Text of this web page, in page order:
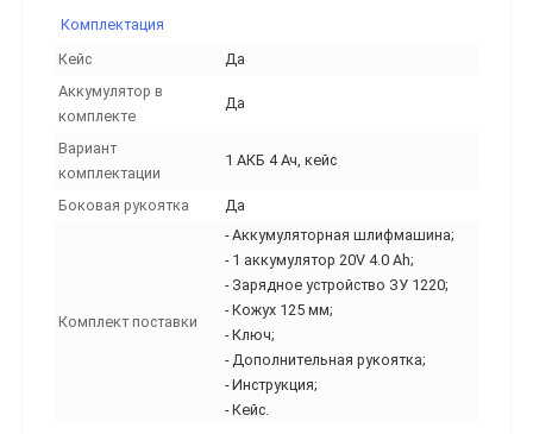
Комплектация
Кейс
Да
Аккумулятор в
комплекте
Да
Вариант
комплектации
1 АКБ 4 Ач, кейс
Боковая рукоятка Да
Комплект поставки
- Аккумуляторная шлифмашина;
- 1 аккумулятор 20V 4.0 Ah;
- Зарядное устройство ЗУ 1220;
- Кожух 125 мм;
- Ключ;
- Дополнительная рукоятка;
- Инструкция;
- Кейс.